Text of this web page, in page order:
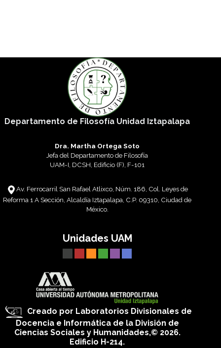
Departamento de Filosofía Unidad Iztapalapa
Dra. Martha Ortega Soto
Jefa del Departamento de Filosofía
UAM-I, DCSH, Edificio (F), F-101
Av. Ferrocarril San Rafael Atlixco, Núm. 186, Col. Leyes de
Reforma 1 A Sección, Alcaldía Iztapalapa, C.P. 09310, Ciudad de
México.
Unidades UAM
Creado por Laboratorios Divisionales de
Docencia e Informática de la División de
Ciencias Sociales y Humanidades,© 2026.
Edificio H-214.